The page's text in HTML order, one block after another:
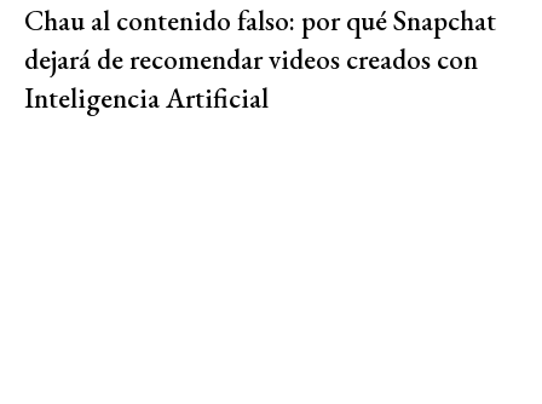
Chau al contenido falso: por qué Snapchat
dejará de recomendar videos creados con
Inteligencia Artificial